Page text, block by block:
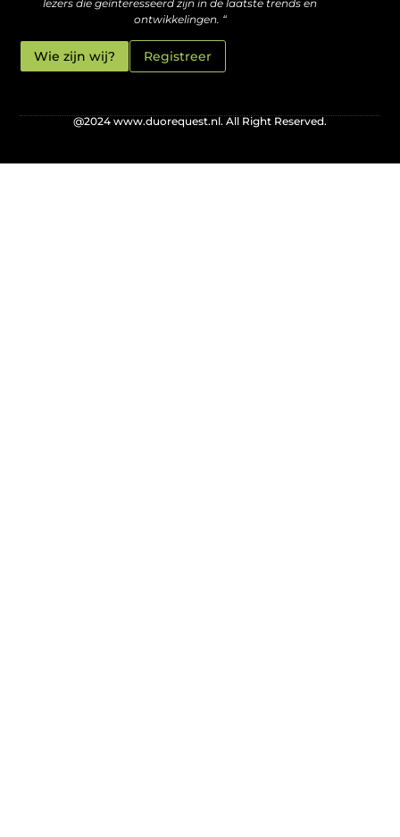
lezers die geïnteresseerd zijn in de laatste trends en
ontwikkelingen. “
Wie zijn wij? Registreer
@2024 www.duorequest.nl. All Right Reserved.